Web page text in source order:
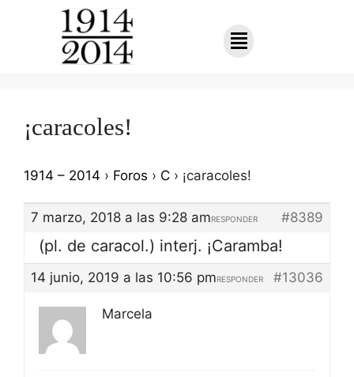
¡caracoles!
1914 – 2014 › Foros › C › ¡caracoles!
7 marzo, 2018 a las 9:28 am #8389
RESPONDER
(pl. de caracol.) interj. ¡Caramba!
14 junio, 2019 a las 10:56 pm #13036
RESPONDER
Marcela